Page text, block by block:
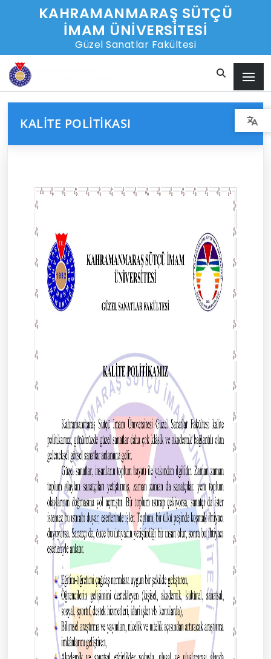
KAHRAMANMARAŞ SÜTÇÜ
İMAM ÜNİVERSİTESİ
Güzel Sanatlar Fakültesi
KALITE POLITIKASI